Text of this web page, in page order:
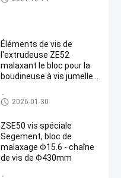
Éléments de vis de
l'extrudeuse ZE52
malaxant le bloc pour la
boudineuse à vis jumelle
Éléments de vis
2026-01-30
ZSE50 vis spéciale
Segement, bloc de
malaxage Φ15.6 - chaîne
de vis de Φ430mm